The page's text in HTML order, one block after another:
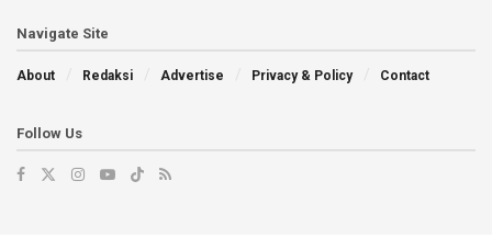
Navigate Site
About Redaksi Advertise Privacy & Policy Contact
Follow Us